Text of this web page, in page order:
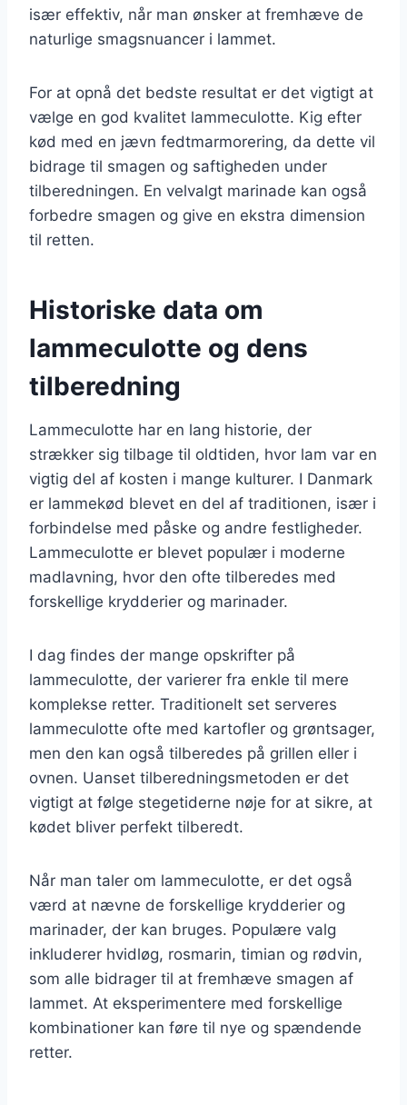
især effektiv, når man ønsker at fremhæve de
naturlige smagsnuancer i lammet.
For at opnå det bedste resultat er det vigtigt at
vælge en god kvalitet lammeculotte. Kig efter
kød med en jævn fedtmarmorering, da dette vil
bidrage til smagen og saftigheden under
tilberedningen. En velvalgt marinade kan også
forbedre smagen og give en ekstra dimension
til retten.
Historiske data om
lammeculotte og dens
tilberedning
Lammeculotte har en lang historie, der
strækker sig tilbage til oldtiden, hvor lam var en
vigtig del af kosten i mange kulturer. I Danmark
er lammekød blevet en del af traditionen, især i
forbindelse med påske og andre festligheder.
Lammeculotte er blevet populær i moderne
madlavning, hvor den ofte tilberedes med
forskellige krydderier og marinader.
I dag findes der mange opskrifter på
lammeculotte, der varierer fra enkle til mere
komplekse retter. Traditionelt set serveres
lammeculotte ofte med kartofler og grøntsager,
men den kan også tilberedes på grillen eller i
ovnen. Uanset tilberedningsmetoden er det
vigtigt at følge stegetiderne nøje for at sikre, at
kødet bliver perfekt tilberedt.
Når man taler om lammeculotte, er det også
værd at nævne de forskellige krydderier og
marinader, der kan bruges. Populære valg
inkluderer hvidløg, rosmarin, timian og rødvin,
som alle bidrager til at fremhæve smagen af
lammet. At eksperimentere med forskellige
kombinationer kan føre til nye og spændende
retter.